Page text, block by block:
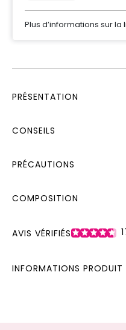
Plus d’informations sur
PRÉSENTATION
CONSEILS
PRÉCAUTIONS
COMPOSITION
AVIS VÉRIFIÉS
INFORMATIONS PRODUIT